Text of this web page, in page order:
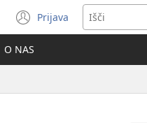
Prijava
(odpre
novo
O NAS